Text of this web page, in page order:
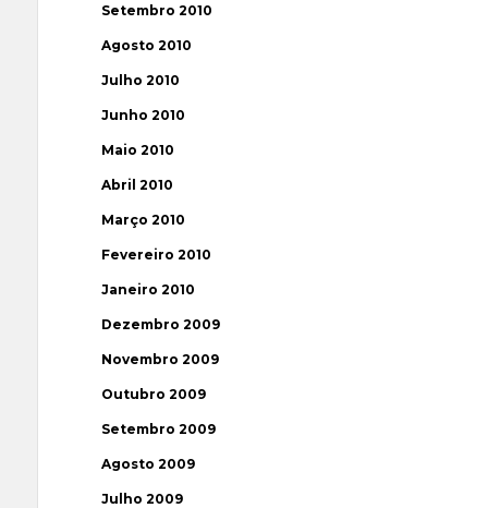
Setembro 2010
Agosto 2010
Julho 2010
Junho 2010
Maio 2010
Abril 2010
Março 2010
Fevereiro 2010
Janeiro 2010
Dezembro 2009
Novembro 2009
Outubro 2009
Setembro 2009
Agosto 2009
Julho 2009